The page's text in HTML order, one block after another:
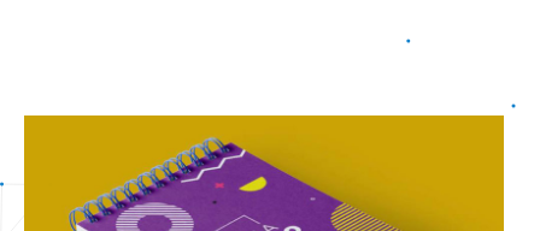
Principal
Historia Graficentro
Nuestras Marcas